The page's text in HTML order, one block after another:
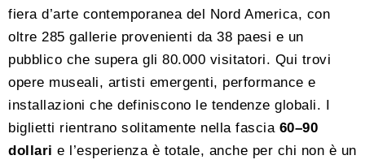
fiera d’arte contemporanea del Nord America, con
oltre 285 gallerie provenienti da 38 paesi e un
pubblico che supera gli 80.000 visitatori. Qui trovi
opere museali, artisti emergenti, performance e
installazioni che definiscono le tendenze globali. I
biglietti rientrano solitamente nella fascia 60–90
dollari e l’esperienza è totale, anche per chi non è un